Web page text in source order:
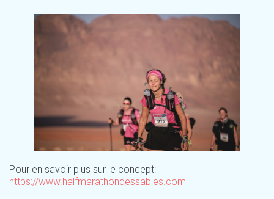
Pour en savoir plus sur le concept:
https://www.halfmarathondessables.com